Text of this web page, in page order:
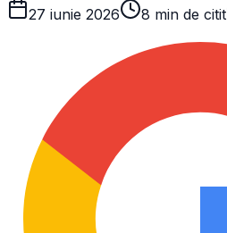
27 iunie 2026 8 min de citit